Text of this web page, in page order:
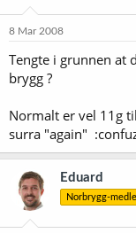
8 Mar 2008
Tengte i grunnen at
brygg ?
Normalt er vel 11g
surra "again"
Eduard
Norbrygg-